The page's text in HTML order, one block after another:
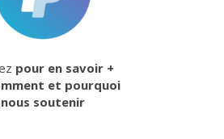
pour en savoir +
et pourquoi
nous soutenir